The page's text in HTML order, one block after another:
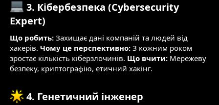
3. Кібербезпека (Cybersecurity
Expert)​
Що робить: Захищає дані компаній та людей від
хакерів. Чому це перспективно: З кожним роком
зростає кількість кіберзлочинів. Що вчити: Мережеву
безпеку, криптографію, етичний хакінг.
4. Генетичний інженер​